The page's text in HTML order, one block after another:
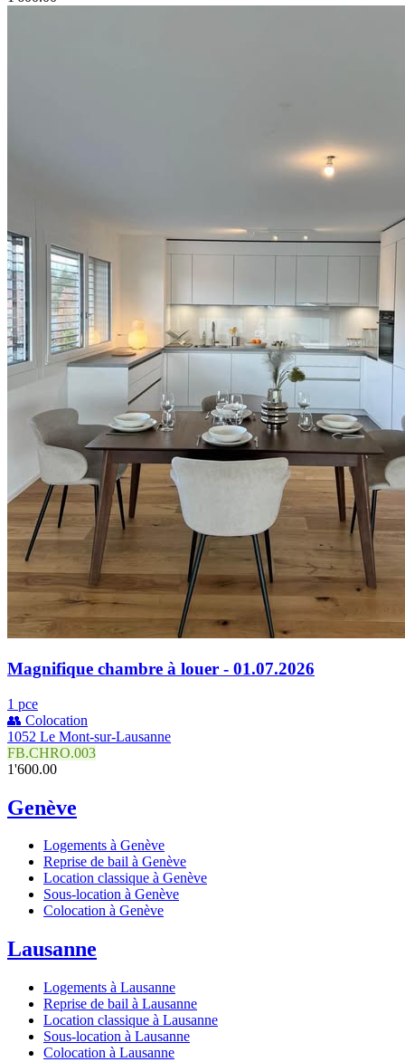
Magnifique chambre à louer - 01.07.2026
1 pce
👥 Colocation
1052 Le Mont-sur-Lausanne
FB.CHRO.003
1'600.00
Genève
Logements à Genève
Reprise de bail à Genève
Location classique à Genève
Sous-location à Genève
Colocation à Genève
Lausanne
Logements à Lausanne
Reprise de bail à Lausanne
Location classique à Lausanne
Sous-location à Lausanne
Colocation à Lausanne